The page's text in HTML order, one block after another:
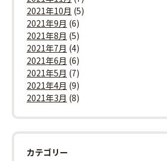
2021年10月 (5)
2021年9月 (6)
2021年8月 (5)
2021年7月 (4)
2021年6月 (6)
2021年5月 (7)
2021年4月 (9)
2021年3月 (8)
カテゴリー